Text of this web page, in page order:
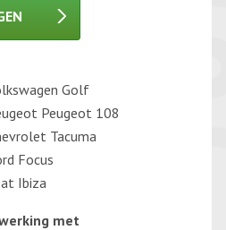
Golf
Peugeot 108
Tacuma
Focus
Ibiza
met